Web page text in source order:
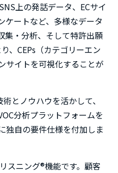
上の発話データ、ECサイ
ケートなど、多様なデータ
集・分析、そして特許出願
、CEPs（カテゴリーエン
サイトを可視化することが
とノウハウを活かして、
分析プラットフォームを
独自の要件仕様を付加しま
スニング®機能です。顧客